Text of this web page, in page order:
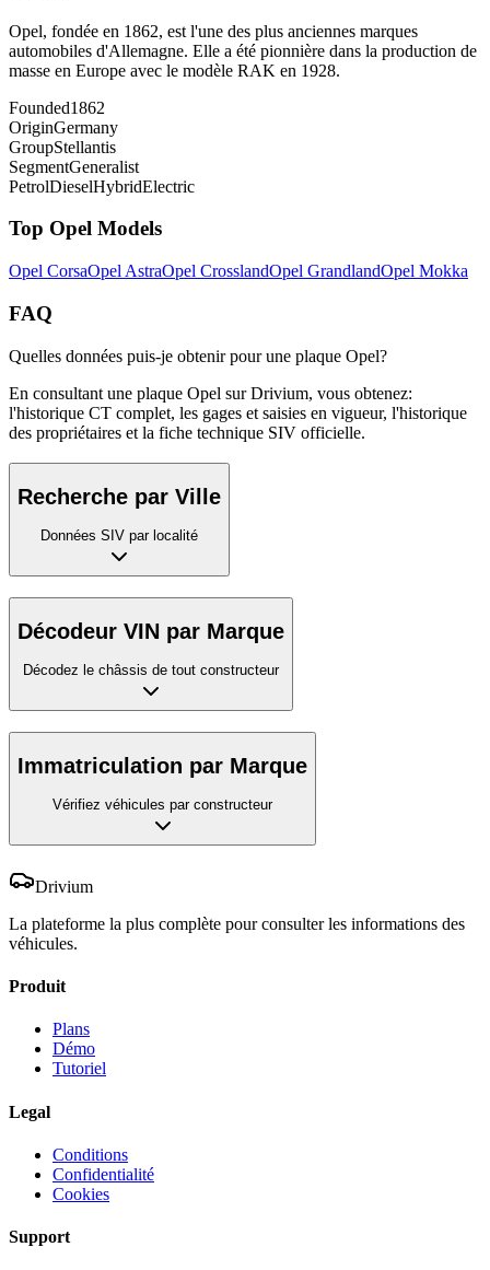
Opel, fondée en 1862, est l'une des plus anciennes marques
automobiles d'Allemagne. Elle a été pionnière dans la production de
masse en Europe avec le modèle RAK en 1928.
Founded1862
OriginGermany
GroupStellantis
SegmentGeneralist
PetrolDieselHybridElectric
Top Opel Models
Opel CorsaOpel AstraOpel CrosslandOpel GrandlandOpel Mokka
FAQ
Quelles données puis-je obtenir pour une plaque Opel?
En consultant une plaque Opel sur Drivium, vous obtenez:
l'historique CT complet, les gages et saisies en vigueur, l'historique
des propriétaires et la fiche technique SIV officielle.
Recherche par Ville
Données SIV par localité
Décodeur VIN par Marque
Décodez le châssis de tout constructeur
Immatriculation par Marque
Vérifiez véhicules par constructeur
Drivium
La plateforme la plus complète pour consulter les informations des
véhicules.
Produit
Plans
Démo
Tutoriel
Legal
Conditions
Confidentialité
Cookies
Support